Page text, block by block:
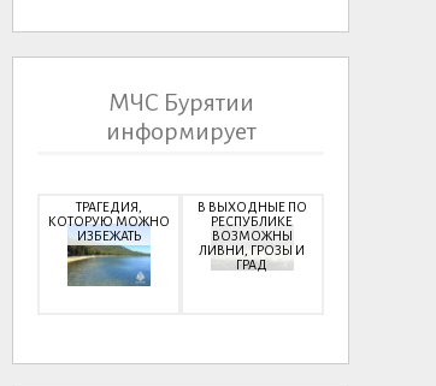
МЧС Бурятии
информирует
ТРАГЕДИЯ,
КОТОРУЮ МОЖНО
ИЗБЕЖАТЬ
В ВЫХОДНЫЕ ПО
РЕСПУБЛИКЕ
ВОЗМОЖНЫ
ЛИВНИ, ГРОЗЫ И
ГРАД